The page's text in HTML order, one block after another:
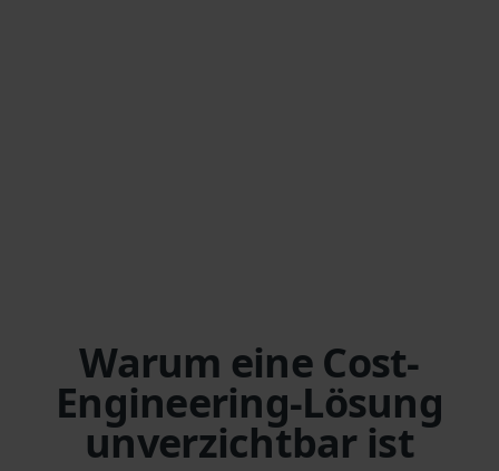
Warum eine Cost-
Engineering-Lösung
unverzichtbar ist